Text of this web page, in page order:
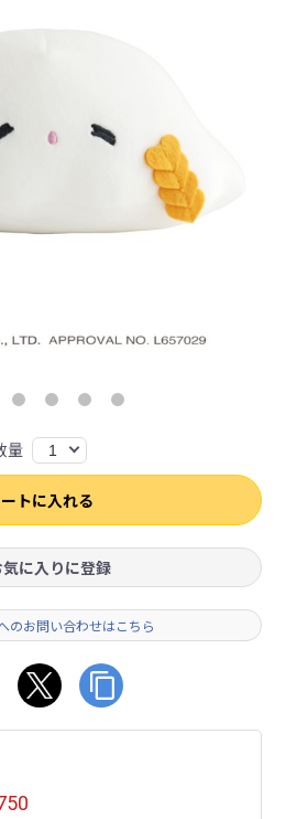
量 1
トに入れる
気に入りに登録
のお問い合わせはこちら